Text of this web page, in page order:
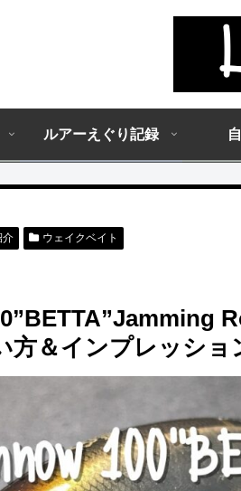
ルアーえぐり記録
介 ウェイクベイト
＆インプレッショ